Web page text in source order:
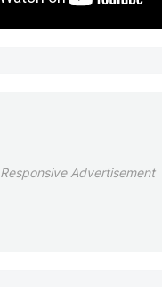
Responsive Advertisement